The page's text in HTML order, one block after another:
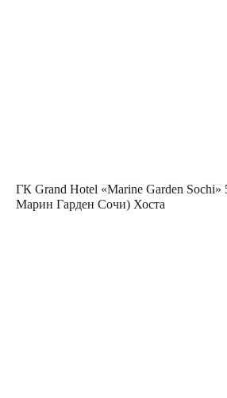
ГК Grand Hotel «Marine Garden Sochi»
Марин Гарден Сочи) Хоста